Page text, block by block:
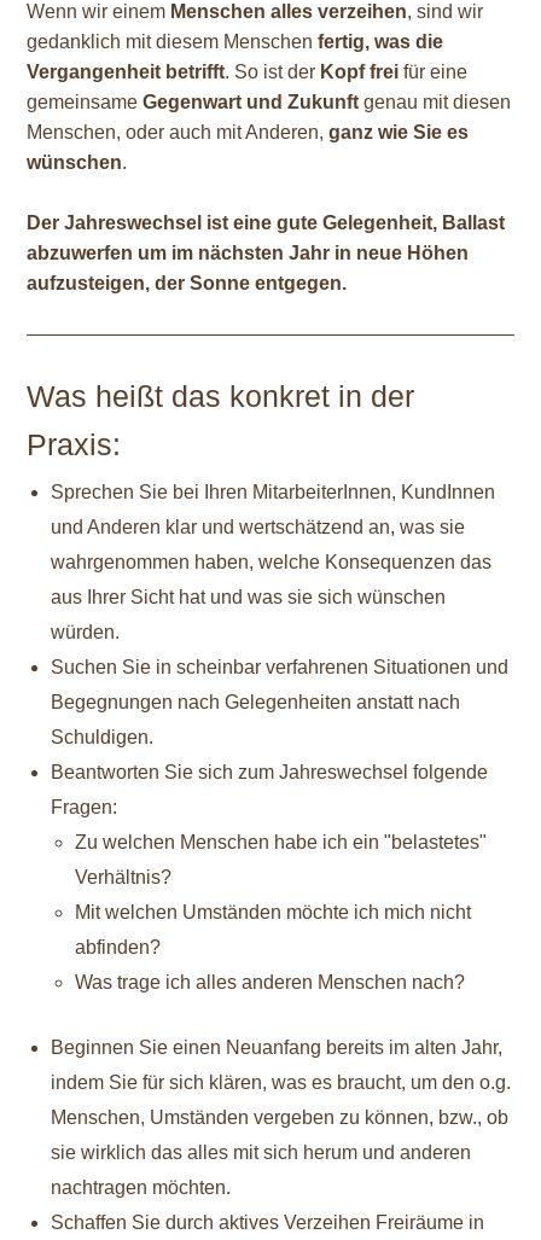
Wenn wir einem Menschen alles verzeihen, sind wir
gedanklich mit diesem Menschenfertig, was die
Vergangenheit betrifft. So ist der Kopf frei für eine
gemeinsameGegenwart und Zukunft genau mit diesen
Menschen, oder auch mit Anderen,ganz wie Sie es
wünschen.
Der Jahreswechsel ist eine gute Gelegenheit, Ballast
abzuwerfen um im nächsten Jahr in neue Höhen
aufzusteigen, der Sonne entgegen.
Was heißt das konkret in der
Praxis:
Sprechen Sie bei Ihren MitarbeiterInnen, KundInnen
und Anderen klar und wertschätzend an, was sie
wahrgenommen haben, welche Konsequenzen das
aus Ihrer Sicht hat und was sie sich wünschen
würden.
Suchen Sie in scheinbar verfahrenen Situationen und
Begegnungen nach Gelegenheiten anstatt nach
Schuldigen.
Beantworten Sie sich zum Jahreswechsel folgende
Fragen:
Zu welchen Menschen habe ich ein "belastetes"
Verhältnis?
Mit welchen Umständen möchte ich mich nicht
abfinden?
Was trage ich alles anderen Menschen nach?
Beginnen Sie einen Neuanfang bereits im alten Jahr,
indem Sie für sich klären, was es braucht, um den o.g.
Menschen, Umständen vergeben zu können, bzw., ob
sie wirklich das alles mit sich herum und anderen
nachtragen möchten.
Schaffen Sie durch aktives Verzeihen Freiräume in